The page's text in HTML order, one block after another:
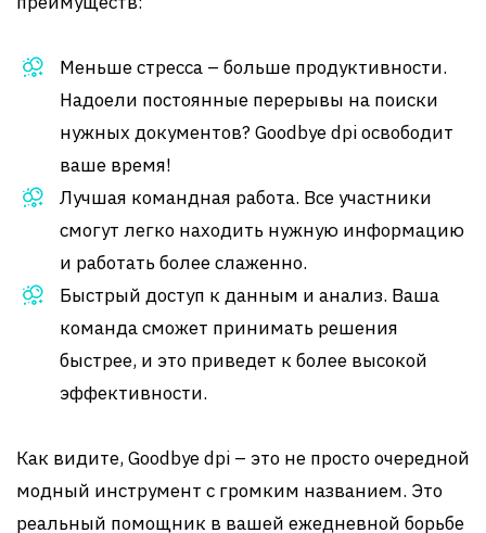
Меньше стресса – больше продуктивности.
Надоели постоянные перерывы на поиски
нужных документов? Goodbye dpi освободит
ваше время!
Лучшая командная работа. Все участники
смогут легко находить нужную информацию
и работать более слаженно.
Быстрый доступ к данным и анализ. Ваша
команда сможет принимать решения
быстрее, и это приведет к более высокой
эффективности.
Как видите, Goodbye dpi – это не просто очередной
модный инструмент с громким названием. Это
реальный помощник в вашей ежедневной борьбе